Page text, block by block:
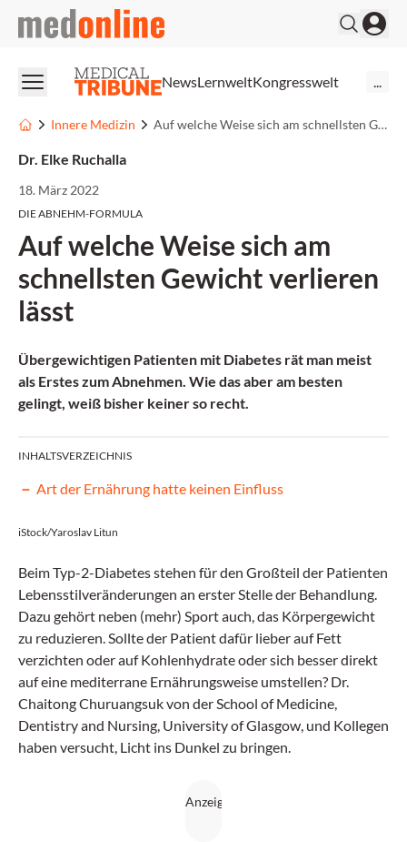
medonline
NewsLernweltKongresswelt
Innere Medizin Auf welche Weise sich am schnellsten Gewicht verlieren lässt
Dr. Elke Ruchalla
18. März 2022
DIE ABNEHM-FORMULA
Auf welche Weise sich am
schnellsten Gewicht verlieren
lässt
Übergewichtigen Patienten mit Diabetes rät man meist
als Erstes zum Abnehmen. Wie das aber am besten
gelingt, weiß bisher keiner so recht.
INHALTSVERZEICHNIS
Art der Ernährung hatte keinen Einfluss
iStock/Yaroslav Litun
Beim Typ-2-Diabetes stehen für den Großteil der Patienten
Lebensstilveränderungen an erster Stelle der Behandlung.
Dazu gehört neben (mehr) Sport auch, das Körpergewicht
zu reduzieren. Sollte der Patient dafür lieber auf Fett
verzichten oder auf Kohlenhydrate oder sich besser direkt
auf eine mediterrane Ernährungsweise umstellen? Dr.
Chaitong Churuangsuk von der School of Medicine,
Dentistry and Nursing, University of Glasgow, und Kollegen
haben versucht, Licht ins Dunkel zu bringen.